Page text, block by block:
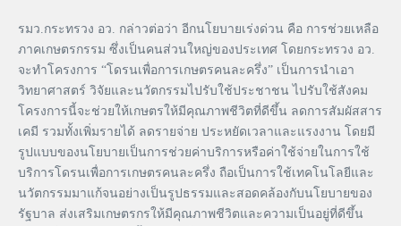
รมว.กระทรวง อว. กล่าวต่อว่า อีกนโยบายเร่งด่วน คือ การช่วยเหลือ
ภาคเกษตรกรรม ซึ่งเป็นคนส่วนใหญ่ของประเทศ โดยกระทรวง อว.
จะทำโครงการ “โดรนเพื่อการเกษตรคนละครึ่ง” เป็นการนำเอา
วิทยาศาสตร์ วิจัยและนวัตกรรมไปรับใช้ประชาชน ไปรับใช้สังคม
โครงการนี้จะช่วยให้เกษตรให้มีคุณภาพชีวิตที่ดีขึ้น ลดการสัมผัสสาร
เคมี รวมทั้งเพิ่มรายได้ ลดรายจ่าย ประหยัดเวลาและแรงงาน โดยมี
รูปแบบของนโยบายเป็นการช่วยค่าบริการหรือค่าใช้จ่ายในการใช้
บริการโดรนเพื่อการเกษตรคนละครึ่ง ถือเป็นการใช้เทคโนโลยีและ
นวัตกรรมมาแก้จนอย่างเป็นรูปธรรมและสอดคล้องกับนโยบายของ
รัฐบาล ส่งเสริมเกษตรกรให้มีคุณภาพชีวิตและความเป็นอยู่ที่ดีขึ้น